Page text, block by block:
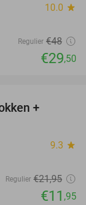
10.0 star
Regulier €48
€29,50
+
9.3 star
Regulier €21,95
€11 ,95